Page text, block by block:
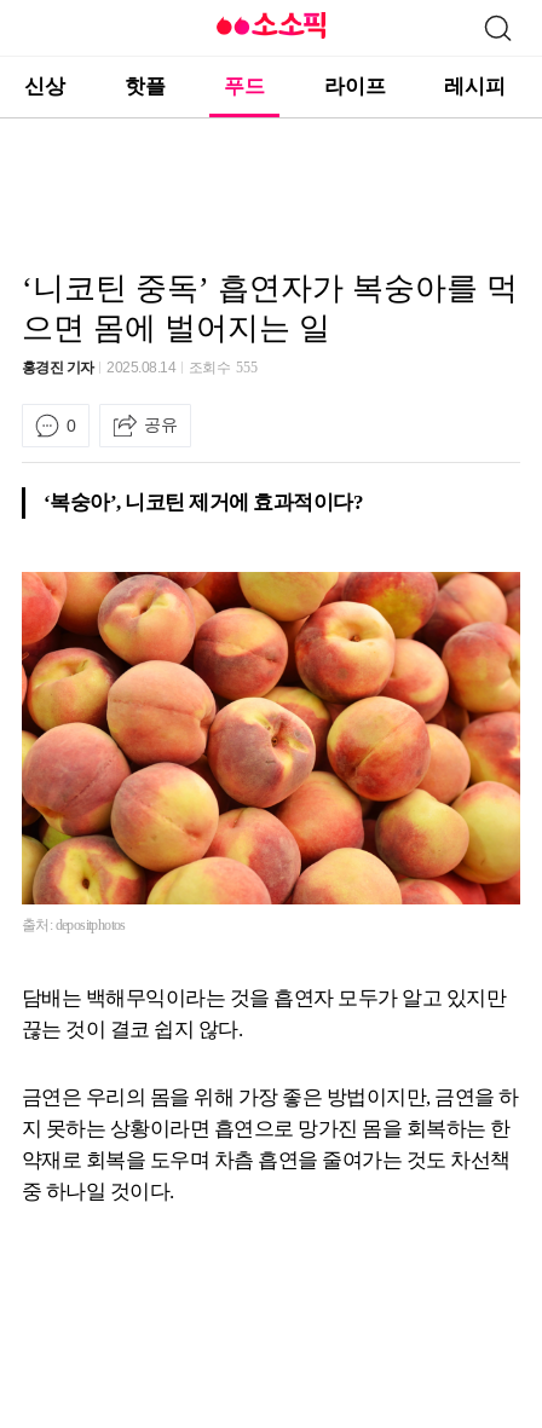
신상 핫플 푸드 라이프 레시피
‘니코틴 중독’ 흡연자가 복숭아를 먹
으면 몸에 벌어지는 일
홍경진 기자 2025.08.14 조회수555
0 공유
‘복숭아’, 니코틴 제거에 효과적이다?
출처: depositphotos
담배는 백해무익이라는 것을 흡연자 모두가 알고 있지만
끊는 것이 결코 쉽지 않다.
금연은 우리의 몸을 위해 가장 좋은 방법이지만, 금연을 하
지 못하는 상황이라면 흡연으로 망가진 몸을 회복하는 한
약재로 회복을 도우며 차츰 흡연을 줄여가는 것도 차선책
중 하나일 것이다.